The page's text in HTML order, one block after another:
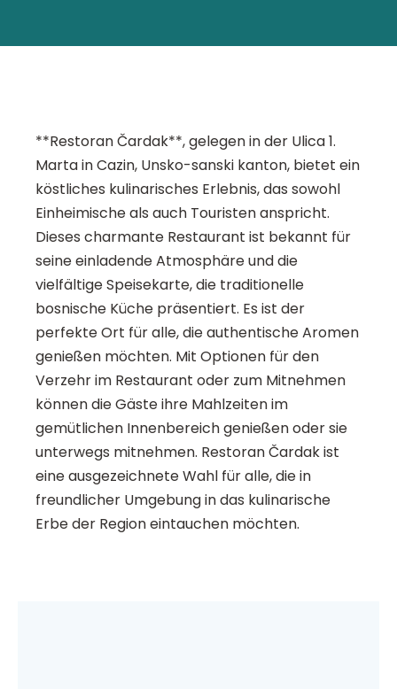
**Restoran Čardak**, gelegen in der Ulica 1.
Marta in Cazin, Unsko-sanski kanton, bietet ein
köstliches kulinarisches Erlebnis, das sowohl
Einheimische als auch Touristen anspricht.
Dieses charmante Restaurant ist bekannt für
seine einladende Atmosphäre und die
vielfältige Speisekarte, die traditionelle
bosnische Küche präsentiert. Es ist der
perfekte Ort für alle, die authentische Aromen
genießen möchten. Mit Optionen für den
Verzehr im Restaurant oder zum Mitnehmen
können die Gäste ihre Mahlzeiten im
gemütlichen Innenbereich genießen oder sie
unterwegs mitnehmen. Restoran Čardak ist
eine ausgezeichnete Wahl für alle, die in
freundlicher Umgebung in das kulinarische
Erbe der Region eintauchen möchten.